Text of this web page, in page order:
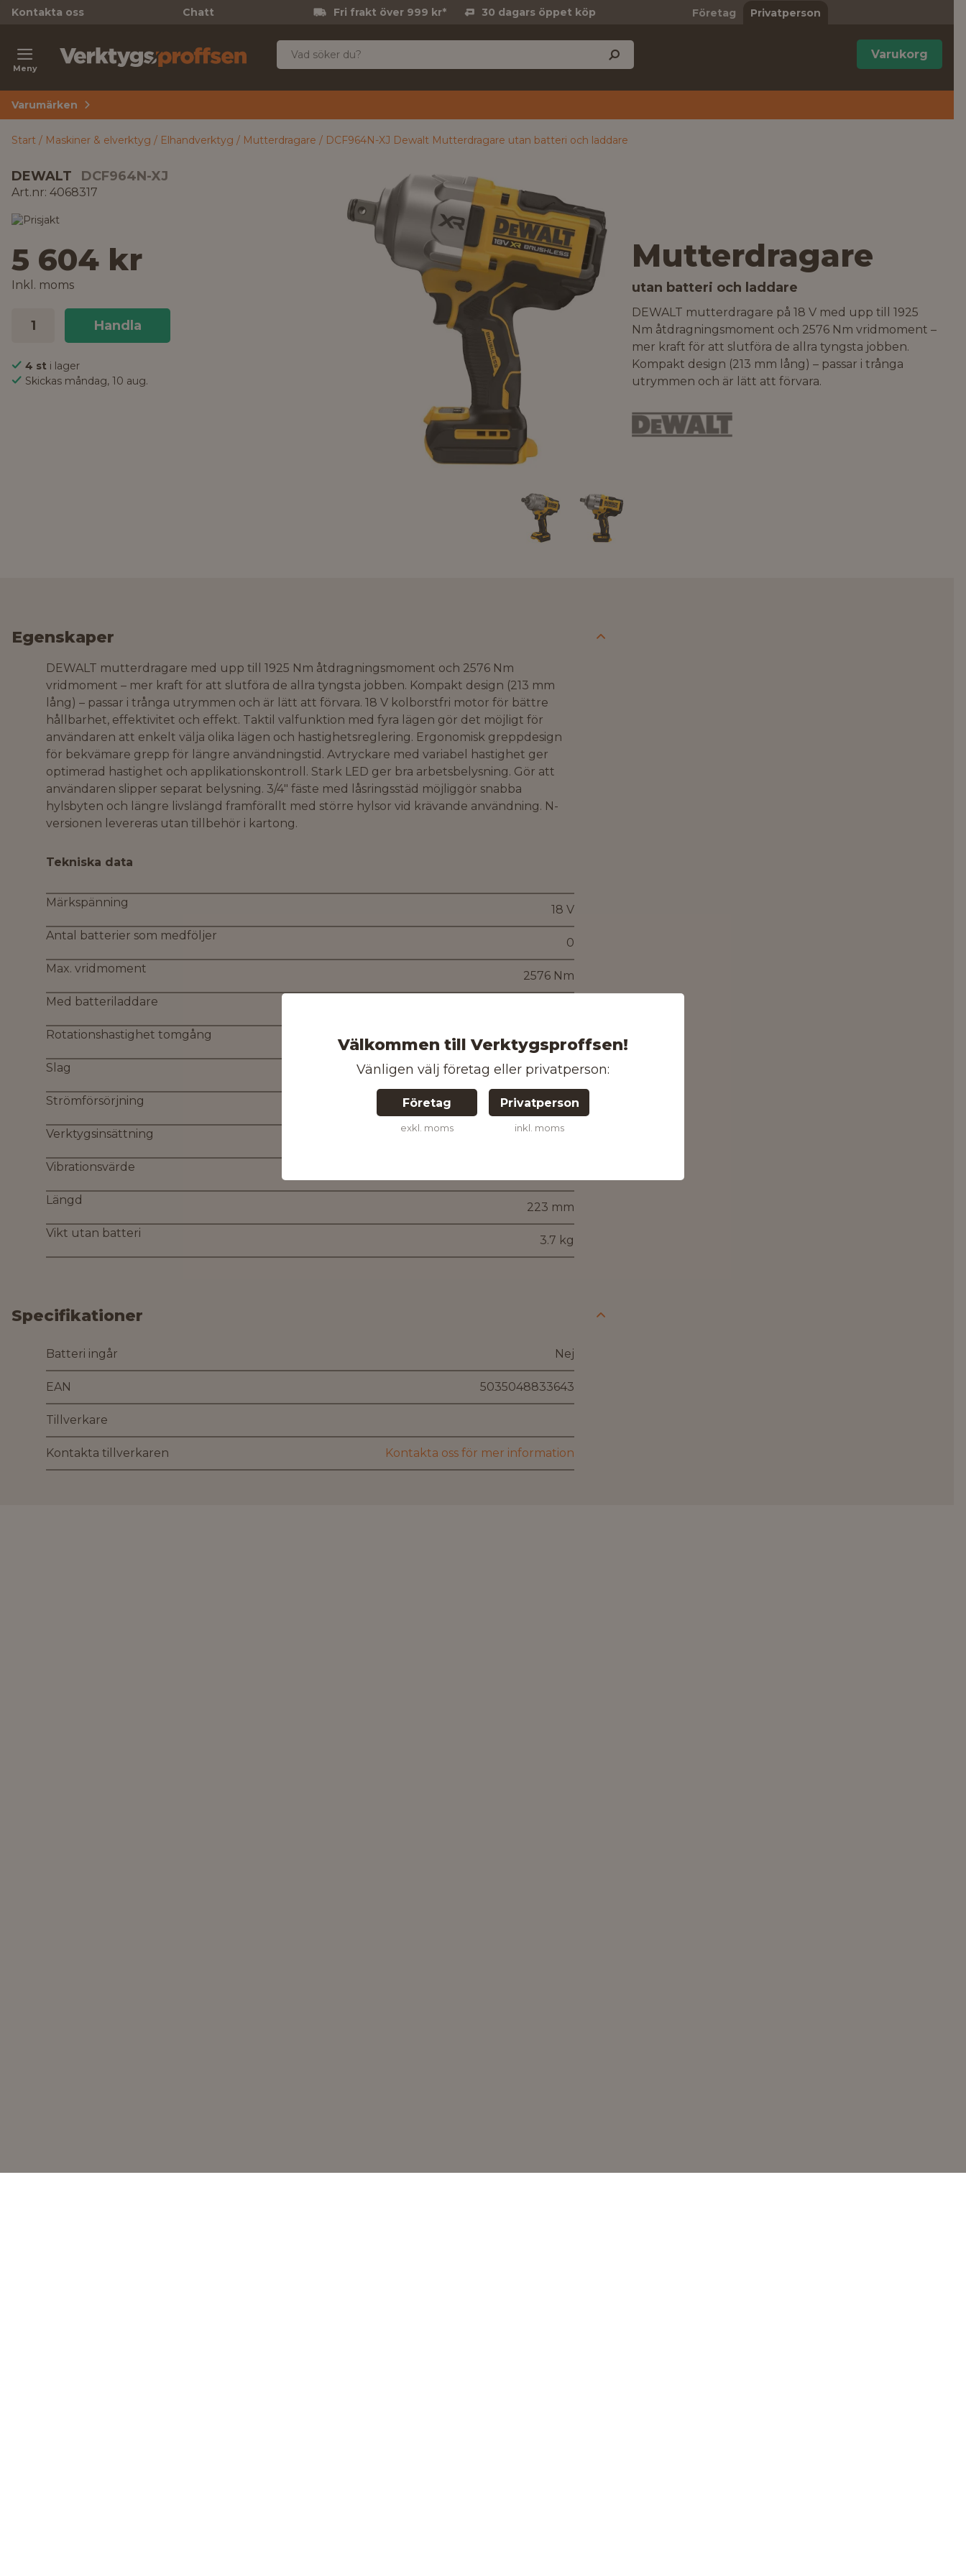
Välkommen till Verktygsproffsen!
Vänligen välj företag eller privatperson:
Företag
exkl. moms
Privatperson
inkl. moms
Kontakta oss Chatt Fri frakt över 999 kr* 30 dagars öppet köp Företag Privatperson
Meny
Varukorg
Varumärken
Start Maskiner & elverktyg Elhandverktyg Mutterdragare DCF964N-XJ Dewalt Mutterdragare utan batteri och laddare
DEWALT DCF964N-XJ
Art.nr: 4068317
5 604 kr
Inkl. moms
Handla
4 st i lager
Skickas måndag, 10 aug.
Mutterdragare
utan batteri och laddare
DEWALT mutterdragare på 18 V med upp till 1925
Nm åtdragningsmoment och 2576 Nm vridmoment –
mer kraft för att slutföra de allra tyngsta jobben.
Kompakt design (213 mm lång) – passar i trånga
utrymmen och är lätt att förvara.
Egenskaper
DEWALT mutterdragare med upp till 1925 Nm åtdragningsmoment och 2576 Nm
vridmoment – mer kraft för att slutföra de allra tyngsta jobben. Kompakt design (213 mm
lång) – passar i trånga utrymmen och är lätt att förvara. 18 V kolborstfri motor för bättre
hållbarhet, effektivitet och effekt. Taktil valfunktion med fyra lägen gör det möjligt för
användaren att enkelt välja olika lägen och hastighetsreglering. Ergonomisk greppdesign
för bekvämare grepp för längre användningstid. Avtryckare med variabel hastighet ger
optimerad hastighet och applikationskontroll. Stark LED ger bra arbetsbelysning. Gör att
användaren slipper separat belysning. 3/4" fäste med låsringsstäd möjliggör snabba
hylsbyten och längre livslängd framförallt med större hylsor vid krävande användning. N-
versionen levereras utan tillbehör i kartong.
Tekniska data
Märkspänning
18 V
Antal batterier som medföljer
0
Max. vridmoment
2576 Nm
Med batteriladdare
Rotationshastighet tomgång
0-1200 /min
Slag
2015 /min
Strömförsörjning
Batteri (uppladdningsbart)
Verktygsinsättning
Vibrationsvärde
Längd
223 mm
Vikt utan batteri
3.7 kg
Specifikationer
Batteri ingår Nej
EAN 5035048833643
Tillverkare
Kontakta tillverkaren Kontakta oss för mer information